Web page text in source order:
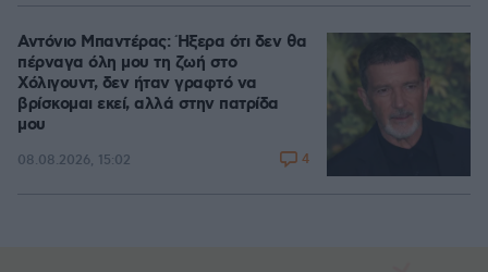
Αντόνιο Μπαντέρας: Ήξερα ότι δεν θα
πέρναγα όλη μου τη ζωή στο
Χόλιγουντ, δεν ήταν γραφτό να
βρίσκομαι εκεί, αλλά στην πατρίδα
μου
08.08.2026, 15:02 4